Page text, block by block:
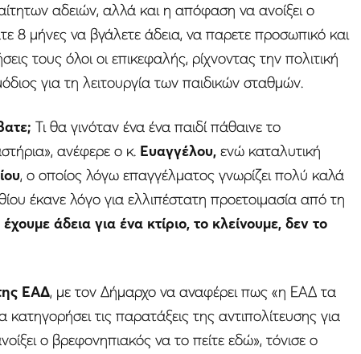
αδειών, αλλά και η απόφαση να ανοίξει ο
8 μήνες να βγάλετε άδεια, να παρετε προσωπικό και
τους όλοι οι επικεφαλής, ρίχνοντας την πολιτική
για τη λειτουργία των παιδικών σταθμών.
Τι θα γινόταν ένα ένα παιδί πάθαινε το
ανέφερε ο κ. Ευαγγέλου, ενώ καταλυτική
, ο οποίος λόγω επαγγέλματος γνωρίζει πολύ καλά
έκανε λόγο για ελλιπέστατη προετοιμασία από τη
άδεια για ένα κτίριο, το κλείνουμε, δεν το
ΕΑΔ, με τον Δήμαρχο να αναφέρει πως «η ΕΑΔ τα
τις παρατάξεις της αντιπολίτευσης για
ο βρεφονηπιακός να το πείτε εδώ», τόνισε ο